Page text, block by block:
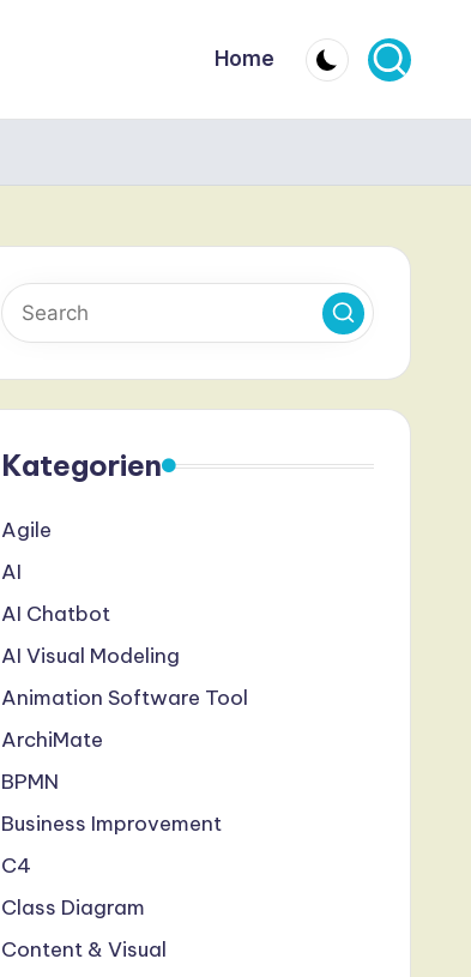
Home
Kategorien
Agile
AI
AI Chatbot
AI Visual Modeling
Animation Software Tool
ArchiMate
BPMN
Business Improvement
C4
Class Diagram
Content & Visual